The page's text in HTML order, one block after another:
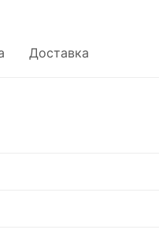
Доставка